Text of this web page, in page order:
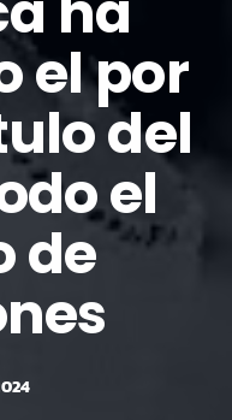
el por
del
el
de